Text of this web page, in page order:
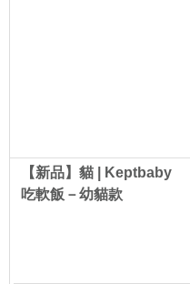
【新品】貓 | Keptbaby
吃軟飯－幼貓款